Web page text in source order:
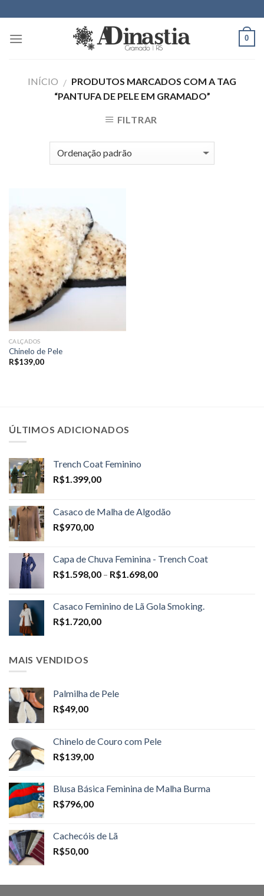
to
content
0
INÍCIO / PRODUTOS MARCADOS COM A TAG
“PANTUFA DE PELE EM GRAMADO”
FILTRAR
CALÇADOS
Chinelo de Pele
R$139,00
ÚLTIMOS ADICIONADOS
Trench Coat Feminino
R$1.399,00
Casaco de Malha de Algodão
R$970,00
Capa de Chuva Feminina - Trench Coat
R$1.598,00 – R$1.698,00Price
through
Casaco Feminino de Lã Gola Smoking.
R$1.720,00
MAIS VENDIDOS
Palmilha de Pele
R$49,00
Chinelo de Couro com Pele
R$139,00
Blusa Básica Feminina de Malha Burma
R$796,00
Cachecóis de Lã
R$50,00